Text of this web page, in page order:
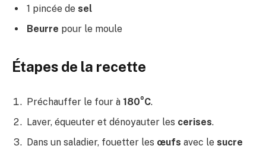
1 pincée de sel
Beurre pour le moule
Étapes de la recette
Préchauffer le four à 180°C.
Laver, équeuter et dénoyauter les cerises.
Dans un saladier, fouetter les œufs avec le sucre